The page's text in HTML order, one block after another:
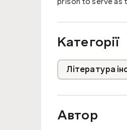
one by one,
Категорії
Література
Автор